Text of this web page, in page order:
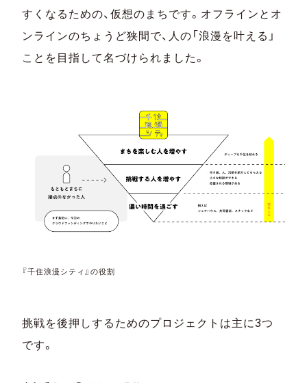
すくなるための、仮想のまちです。オフラインとオ
ンラインのちょうど狭間で、人の「浪漫を叶える」
ことを目指して名づけられました。
『千住浪漫シティ』の役割
挑戦を後押しするためのプロジェクトは主に3つ
です。